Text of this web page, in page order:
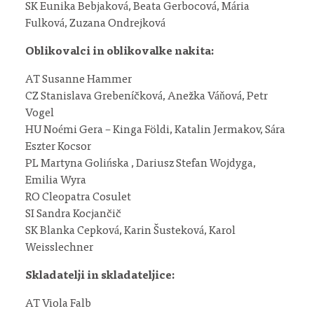
SK Eunika Bebjaková, Beata Gerbocová, Mária
Fulková, Zuzana Ondrejková
Oblikovalci in oblikovalke nakita:
AT Susanne Hammer
CZ Stanislava Grebeníčková, Anežka Váňová, Petr
Vogel
HU Noémi Gera – Kinga Földi, Katalin Jermakov, Sára
Eszter Kocsor
PL Martyna Golińska , Dariusz Stefan Wojdyga,
Emilia Wyra
RO Cleopatra Cosulet
SI Sandra Kocjančič
SK Blanka Cepková, Karin Šusteková, Karol
Weisslechner
Skladatelji in skladateljice:
AT Viola Falb